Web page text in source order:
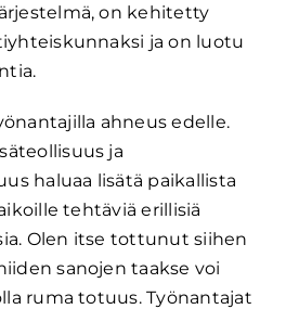
on kehitetty
ja on luotu
ahneus edelle.
ja
haluaa lisätä paikallista
tehtäviä erillisiä
Olen itse tottunut siihen
sanojen taakse voi
ruma totuus. Työnantajat